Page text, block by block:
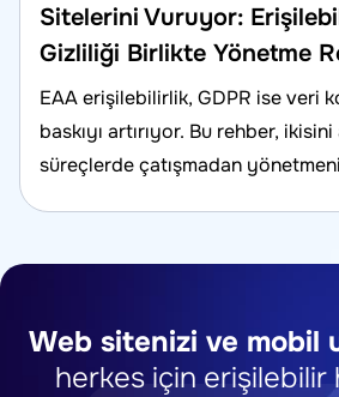
Sitelerini Vuruyor:
Gizliliği Birlikte Yönetme
EAA erişilebilirlik, GDPR ise veri
baskıyı artırıyor. Bu rehber,
süreçlerde çatışmadan
Web sitenizi ve mobil
herkes için erişilebilir